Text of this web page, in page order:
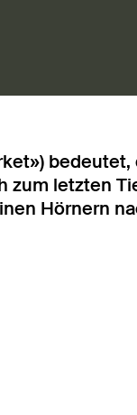
zum letzten
Hörnern